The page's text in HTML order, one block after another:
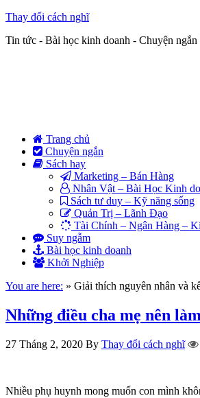
Thay đổi cách nghĩ
Tin tức - Bài học kinh doanh - Chuyện
Trang chủ
Chuyện ngắn
Sách hay
Marketing – Bán Hàng
Nhân Vật – Bài Học Kinh
Sách tư duy – Kỹ năng sống
Quản Trị – Lãnh Đạo
Tài Chính – Ngân Hàng –
Suy ngẫm
Bài học kinh doanh
Khởi Nghiệp
You are here: » Giải thích nguyên nhân và
Những điều cha mẹ nên
27 Tháng 2, 2020 By Thay đổi cách nghĩ
Nhiều phụ huynh mong muốn con mình